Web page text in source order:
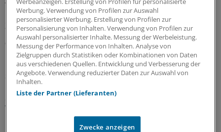
vergeben: Der neu strukturierte ärztliche
Bereitschaftsdienst in Nordrhein wird gut angenommen.
Zuständig sind spezielle Kooperationsmediziner.
07.08.2026
Sparpaket sorgt für Unsicherheit
Praxisbesonderheiten in Zeiten des GKV-
Spargesetzes: Klarheit soll es in der kommenden
Woche geben
Ein Passus des Beitragssatzstabilisierungsgesetz sorgt
Werbung. Verwendung von Profilen zur Auswahl
personalisierter Werbung. Erstellung von Profilen zur
Personalisierung von Inhalten. Verwendung von Profilen zur
Auswahl personalisierter Inhalte. Messung der Werbeleistung.
Messung der Performance von Inhalten. Analyse von
Zielgruppen durch Statistiken oder Kombinationen von Daten
aus verschiedenen Quellen. Entwicklung und Verbesserung der
Angebote. Verwendung reduzierter Daten zur Auswahl von
Inhalten.
Liste der Partner (Lieferanten)
Zwecke anzeigen